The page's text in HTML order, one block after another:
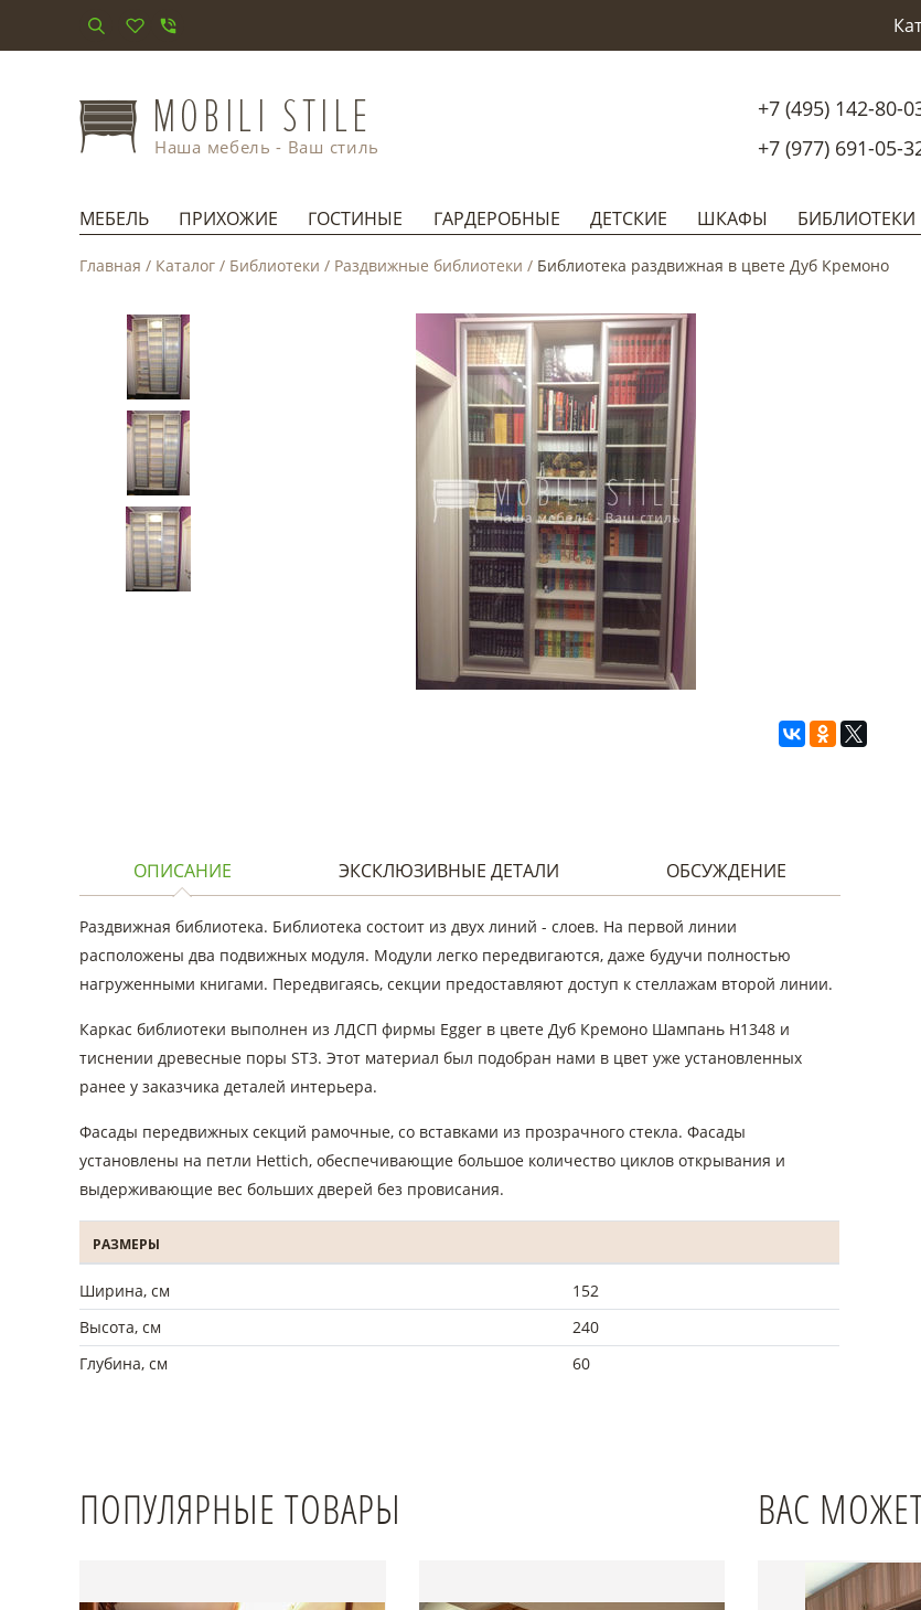
Наша мебель - Ваш стиль
+7 (495) 142-80-
+7 (977) 691-05-
МЕБЕЛЬ ПРИХОЖИЕ ГОСТИНЫЕ ГАРДЕРОБНЫЕ ДЕТСКИЕ ШКАФЫ БИБЛИОТЕКИ
Главная / Каталог / Библиотеки / Раздвижные библиотеки / Библиотека раздвижная в цвете Дуб Кремоно
ОПИСАНИЕ ЭКСКЛЮЗИВНЫЕ ДЕТАЛИ ОБСУЖДЕНИЕ
Раздвижная библиотека. Библиотека состоит из двух линий - слоев. На первой линии
расположены два подвижных модуля. Модули легко передвигаются, даже будучи полностью
нагруженными книгами. Передвигаясь, секции предоставляют доступ к стеллажам второй линии.
Каркас библиотеки выполнен из ЛДСП фирмы Egger в цвете Дуб Кремоно Шампань Н1348 и
тиснении древесные поры ST3. Этот материал был подобран нами в цвет уже установленных
ранее у заказчика деталей интерьера.
Фасады передвижных секций рамочные, со вставками из прозрачного стекла. Фасады
установлены на петли Hettich, обеспечивающие большое количество циклов открывания и
выдерживающие вес больших дверей без провисания.
РАЗМЕРЫ
Ширина, см
152
Высота, см
240
Глубина, см
60
ПОПУЛЯРНЫЕ ТОВАРЫ ВАС